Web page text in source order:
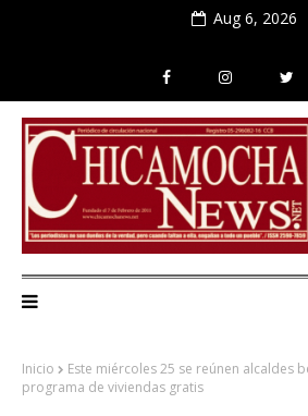
Aug 6, 2026
Inicio
Este miércoles 25 se reúnen alcaldes
programa de viviendas gratis